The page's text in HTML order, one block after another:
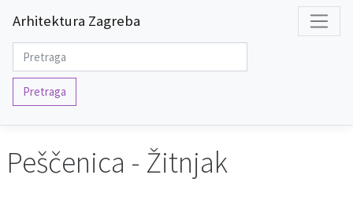
Arhitektura Zagreba
Pretraga
Peščenica - Žitnjak